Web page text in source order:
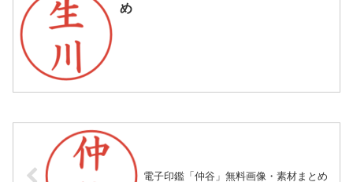
め
電子印鑑「仲谷」無料画像・素材まとめ